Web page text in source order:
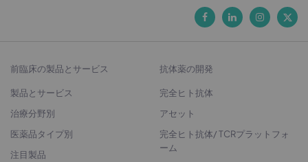
前臨床の製品とサービス
製品とサービス
治療分野別
医薬品タイプ別
注目製品
抗体薬の開発
完全ヒト抗体
アセット
完全ヒト抗体/ TCRプラットフォ
ーム